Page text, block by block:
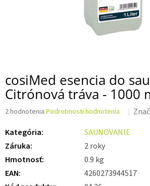
cosiMed esencia do
Citrónová tráva - 1000
Priemerné
produktu
5,0
z 5
hviezdičiek.
2 hodnotenia Podrobnosti hodnotenia
Kategória:
SAUNOVANIE
Záruka:
2 roky
Hmotnosť:
0.9 kg
EAN:
4260273944517